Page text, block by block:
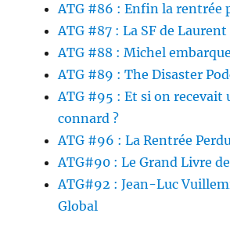
ATG #86 : Enfin la rentrée
ATG #87 : La SF de
ATG #88 : Michel
ATG #89 : The Disaster
ATG #95 : Et si on recevait
connard ?
ATG #96 : La Rentrée
ATG#90 : Le Grand Livre
ATG#92 : Jean-Luc
Global